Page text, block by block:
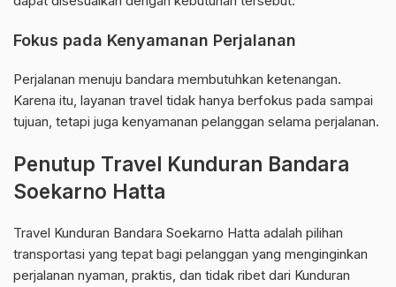
Fokus pada Kenyamanan Perjalanan
Perjalanan menuju bandara membutuhkan ketenangan.
Karena itu, layanan travel tidak hanya berfokus pada sampai
tujuan, tetapi juga kenyamanan pelanggan selama perjalanan.
Penutup Travel Kunduran Bandara
Soekarno Hatta
Travel Kunduran Bandara Soekarno Hatta adalah pilihan
transportasi yang tepat bagi pelanggan yang menginginkan
perjalanan nyaman, praktis, dan tidak ribet dari Kunduran